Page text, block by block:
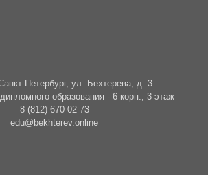
Петербург, ул. Бехтерева, д. 3
образования - 6 корп., 3 этаж
8 (812) 670-02-73
edu@bekhterev.online